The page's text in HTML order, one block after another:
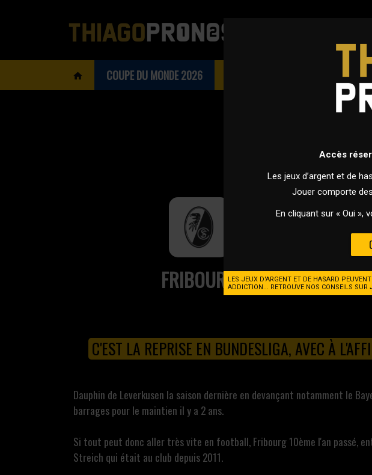
COUPE DU MONDE 2026 PRONOSTICS
24
FRIBOURG
C'EST LA REPRISE EN BUNDESLIGA, AVEC À
Dauphin de Leverkusen la saison dernière en devançant notamment le
barrages pour le maintien il y a 2 ans.
Si tout peut donc aller très vite en football, Fribourg 10ème l'an passé,
Streich qui était au club depuis 2011.
Accès
Les jeux d’argent et de
Jouer comporte
En cliquant sur « Oui »,
LES JEUX D'ARGENT ET DE HASARD
ADDICTION... RETROUVE NOS CONSEILS SUR